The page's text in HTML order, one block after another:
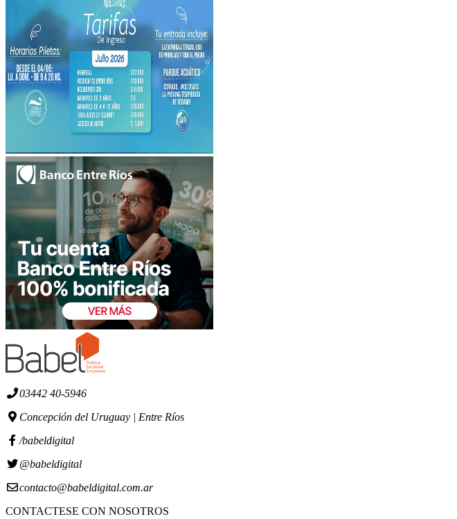
03442 40-5946
Concepción del Uruguay | Entre Ríos
/babeldigital
@babeldigital
contacto@babeldigital.com.ar
CONTACTESE CON NOSOTROS